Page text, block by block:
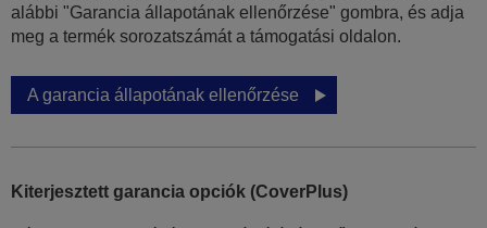
alábbi "Garancia állapotának ellenőrzése" gombra, és adja
meg a termék sorozatszámát a támogatási oldalon.
A garancia állapotának ellenőrzése
Kiterjesztett garancia opciók (CoverPlus)